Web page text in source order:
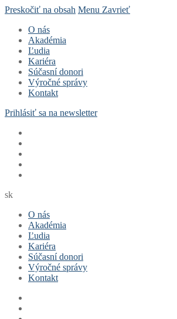
Preskočiť na obsah Menu Zavrieť
O nás
Akadémia
Ľudia
Kariéra
Súčasní donori
Výročné správy
Kontakt
Prihlásiť sa na newsletter
sk
O nás
Akadémia
Ľudia
Kariéra
Súčasní donori
Výročné správy
Kontakt